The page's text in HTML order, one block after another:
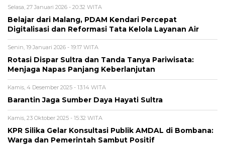
Selasa, 27 Januari 2026 - 20:32 WITA
Belajar dari Malang, PDAM Kendari Percepat
Digitalisasi dan Reformasi Tata Kelola Layanan Air
Senin, 19 Januari 2026 - 19:17 WITA
Rotasi Dispar Sultra dan Tanda Tanya Pariwisata:
Menjaga Napas Panjang Keberlanjutan
Kamis, 4 Desember 2025 - 13:14 WITA
Barantin Jaga Sumber Daya Hayati Sultra
Kamis, 23 Oktober 2025 - 15:32 WITA
KPR Silika Gelar Konsultasi Publik AMDAL di Bombana:
Warga dan Pemerintah Sambut Positif